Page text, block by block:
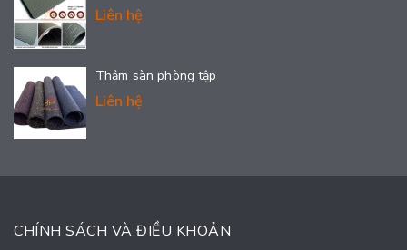
Liên hệ
Thảm sàn phòng tập
Liên hệ
CHÍNH SÁCH VÀ ĐIỀU KHOẢN